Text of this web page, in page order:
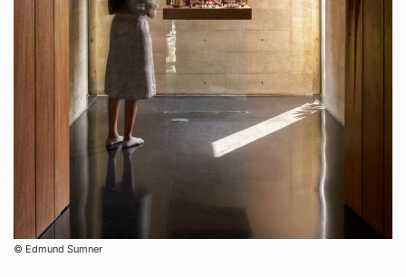
© Edmund Sumner